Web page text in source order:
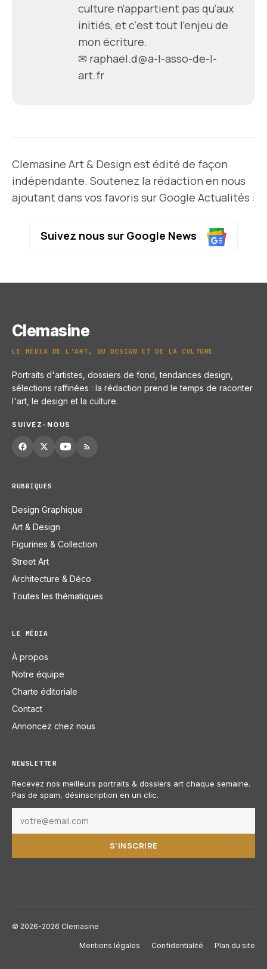
culture n'appartient pas qu'aux
initiés, et c'est tout l'enjeu de
mon écriture.
✉ raphael.d@a-l-asso-de-l-
art.fr
Clemasine Art & Design est édité de façon
indépendante. Soutenez la rédaction en nous
ajoutant dans vos favoris sur Google Actualités :
Suivez nous sur Google News
Clemasine
LE MÉDIA DE L'ART, DU DESIGN ET DE LA CULTURE
Portraits d'artistes, dossiers de fond, tendances design,
sélections raffinées : la rédaction prend le temps de raconter
l'art, le design et la culture.
SUIVEZ-NOUS
RUBRIQUES
Design Graphique
Art & Design
Figurines & Collection
Street Art
Architecture & Déco
Toutes les thématiques
LE MÉDIA
À propos
Notre équipe
Charte éditoriale
Contact
Annoncez chez nous
NEWSLETTER
Recevez nos meilleurs portraits & dossiers art chaque semaine.
Pas de spam, désinscription en un clic.
S'INSCRIRE
© 2026-2026 Clemasine
Mentions légales Confidentialité Plan du site